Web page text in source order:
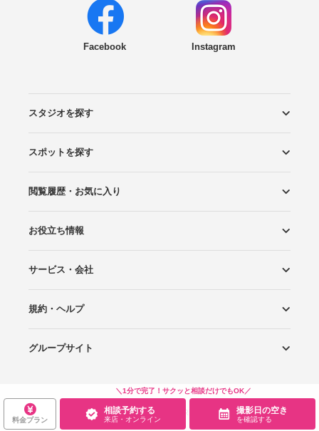
＼1分で完了！サクッと相談だけでもOK／
料金プラン
相談予約する
来店・オンライン
撮影日の空き
を確認する
Facebook Instagram
スタジオを探す
エリアから探す
こだわりから探す
NEW PHOTO STYLE
プランから探す
フォトタイプ診断
フォトグラファーから探す
国内リゾートから探す
スポットを探す
ロケーションから探す
スタジオから探す
閲覧履歴・お気に入り
閲覧スタジオ
お気に入り
お役立ち情報
Wedding Photo マガジン
はじめてガイド
サービス・会社
Photoraitとは
スタジオの掲載について
お問い合わせ
運営会社
サイトマップ
規約・ヘルプ
プライバシーポリシー
利用規約
ヘルプ
グループサイト
Wedding Park 海外
Copyright©WEDDING PARK CO.,LTD.